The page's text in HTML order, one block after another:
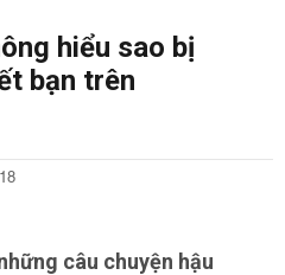
hiểu sao bị
bạn trên
câu chuyện hậu